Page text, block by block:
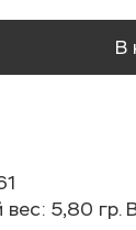
В
вес: 5,80